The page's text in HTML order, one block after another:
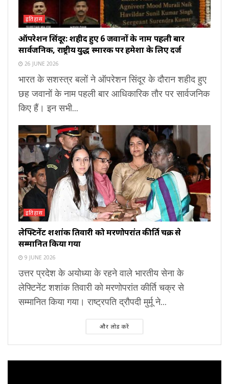
इतिहास
ऑपरेशन सिंदूर: शहीद हुए 6 जवानों के नाम पहली बार
सार्वजनिक, राष्ट्रीय युद्ध स्मारक पर हमेशा के लिए दर्ज
26 JUNE 2026
भारत के सशस्त्र बलों ने ऑपरेशन सिंदूर के दौरान शहीद हुए
छह जवानों के नाम पहली बार आधिकारिक तौर पर सार्वजनिक
किए हैं। इन सभी...
इतिहास
लेफ्टिनेंट शशांक तिवारी को मरणोपरांत कीर्ति चक्र से
सम्मानित किया गया
9 JUNE 2026
उत्तर प्रदेश के अयोध्या के रहने वाले भारतीय सेना के
लेफ्टिनेंट शशांक तिवारी को मरणोपरांत कीर्ति चक्र से
सम्मानित किया गया। राष्ट्रपति द्रौपदी मुर्मू ने...
और लोड करें